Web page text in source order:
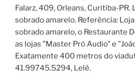
Falarz, 409, Orleans, Curitiba-PR.
sobrado amarelo. Referência:
sobrado amarelo, o Restaurante
as lojas "Master Pró Audio" e
Exatamente 400 metros do
41.99745.5294, Lelê.